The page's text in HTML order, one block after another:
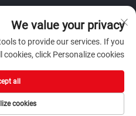
We value your privacy
to provide our services. If you
click Personalize cookies.
cookies
all